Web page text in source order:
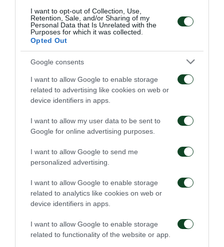
I want to opt-out of Collection, Use,
Retention, Sale, and/or Sharing of my
Personal Data that Is Unrelated with the
Purposes for which it was collected.
Opted Out
Google consents
I want to allow Google to enable storage
related to advertising like cookies on web or
device identifiers in apps.
I want to allow my user data to be sent to
Google for online advertising purposes.
I want to allow Google to send me
personalized advertising.
I want to allow Google to enable storage
related to analytics like cookies on web or
device identifiers in apps.
I want to allow Google to enable storage
related to functionality of the website or app.
έχουν στην κατοχή τους εισιτήριο προκειμένου
να εισέλθουν στις κερκίδες του γηπέδου. Δεν θα
επιτραπεί για κανένα λόγο και σε κανέναν η
είσοδος στο γήπεδο χωρίς εισιτήριο ή
πρόσκληση.
Παρακαλείσθε για την πρόωρη προσέλευσή
σας στο γήπεδο, προκειμένου να αποφευχθούν
φαινόμενα συνωστισμού.
Άπαντες οφείλουν να κάθονται στην
αναγραφόμενη στο εισιτήριό τους θέση στην
κερκίδα. Αλλαγή θέσης δημιουργεί τεράστιο
πρόβλημα στην εξυπηρέτηση των υπόλοιπων
φιλάθλων και εντάσεις.
Οι θύρες του γηπέδου θα ανοίξουν τρεις ώρες
πριν από την έναρξη του αγώνα, δηλαδή στις